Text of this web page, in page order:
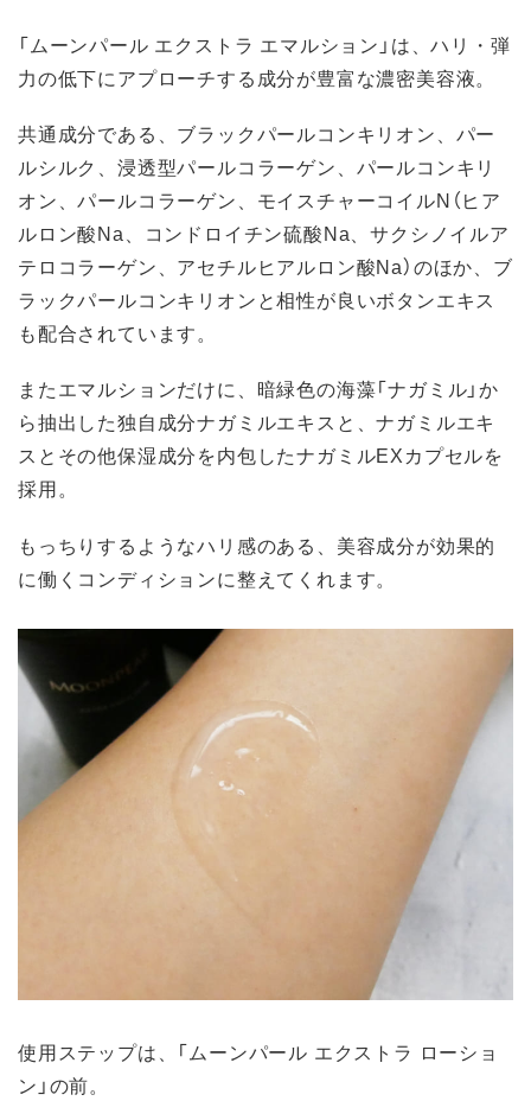
「ムーンパール エクストラ エマルション」は、ハリ・弾
力の低下にアプローチする成分が豊富な濃密美容液。
共通成分である、ブラックパールコンキリオン、パー
ルシルク、浸透型パールコラーゲン、パールコンキリ
オン、パールコラーゲン、モイスチャーコイルN（ヒア
ルロン酸Na、コンドロイチン硫酸Na、サクシノイルア
テロコラーゲン、アセチルヒアルロン酸Na）のほか、ブ
ラックパールコンキリオンと相性が良いボタンエキス
も配合されています。
またエマルションだけに、暗緑色の海藻「ナガミル」か
ら抽出した独自成分ナガミルエキスと、ナガミルエキ
スとその他保湿成分を内包したナガミルEXカプセルを
採用。
もっちりするようなハリ感のある、美容成分が効果的
に働くコンディションに整えてくれます。
使用ステップは、「ムーンパール エクストラ ローショ
ン」の前。